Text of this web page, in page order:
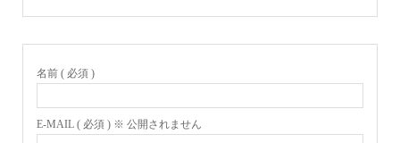
名前 ( 必須 )
E-MAIL ( 必須 ) ※ 公開されません